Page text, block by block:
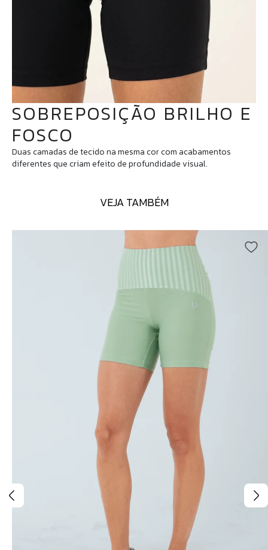
SOBREPOSIÇÃO BRILHO E
FOSCO
Duas camadas de tecido na mesma cor com acabamentos
diferentes que criam efeito de profundidade visual.
VEJA TAMBÉM